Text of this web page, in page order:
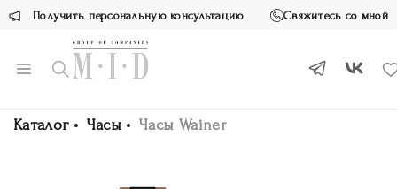
Получить персональную консультацию Свяжитесь со мной
Каталог Часы Часы Wainer